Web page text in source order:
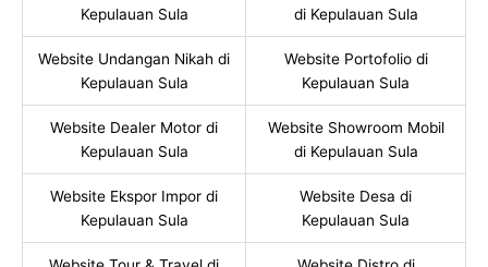
Kepulauan Sula
di Kepulauan Sula
Website Undangan Nikah di
Kepulauan Sula
Website Portofolio di
Kepulauan Sula
Website Dealer Motor di
Kepulauan Sula
Website Showroom Mobil
di Kepulauan Sula
Website Ekspor Impor di
Kepulauan Sula
Website Desa di
Kepulauan Sula